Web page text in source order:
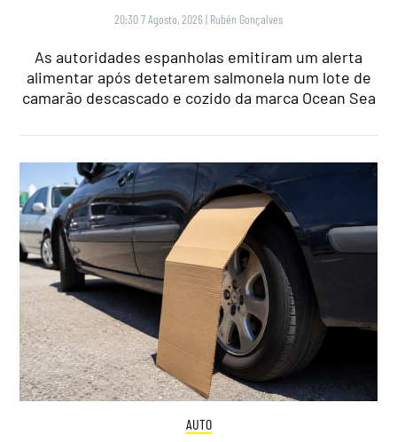
20:30 7 Agosto, 2026 | Rubén Gonçalves
As autoridades espanholas emitiram um alerta
alimentar após detetarem salmonela num lote de
camarão descascado e cozido da marca Ocean Sea
AUTO